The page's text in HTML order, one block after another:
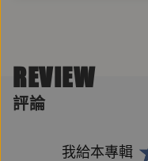
REVIEW
評論
我給本專輯